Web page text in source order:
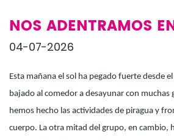
NOS ADENTRAMOS
04-07-2026
Esta mañana el sol ha pegado fuerte desde
bajado al comedor a desayunar con muchas
hemos hecho las actividades de piragua y
cuerpo. La otra mitad del grupo, en cambio,